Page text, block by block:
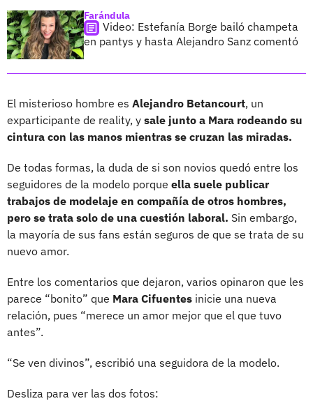
Farándula
Video: Estefanía Borge bailó champeta
en pantys y hasta Alejandro Sanz comentó
El misterioso hombre es Alejandro Betancourt, un
exparticipante de reality, y sale junto a Mara rodeando su
cintura con las manos mientras se cruzan las miradas.
De todas formas, la duda de si son novios quedó entre los
seguidores de la modelo porque ella suele publicar
trabajos de modelaje en compañía de otros hombres,
pero se trata solo de una cuestión laboral. Sin embargo,
la mayoría de sus fans están seguros de que se trata de su
nuevo amor.
Entre los comentarios que dejaron, varios opinaron que les
parece “bonito” que Mara Cifuentes inicie una nueva
relación, pues “merece un amor mejor que el que tuvo
antes”.
“Se ven divinos”, escribió una seguidora de la modelo.
Desliza para ver las dos fotos: